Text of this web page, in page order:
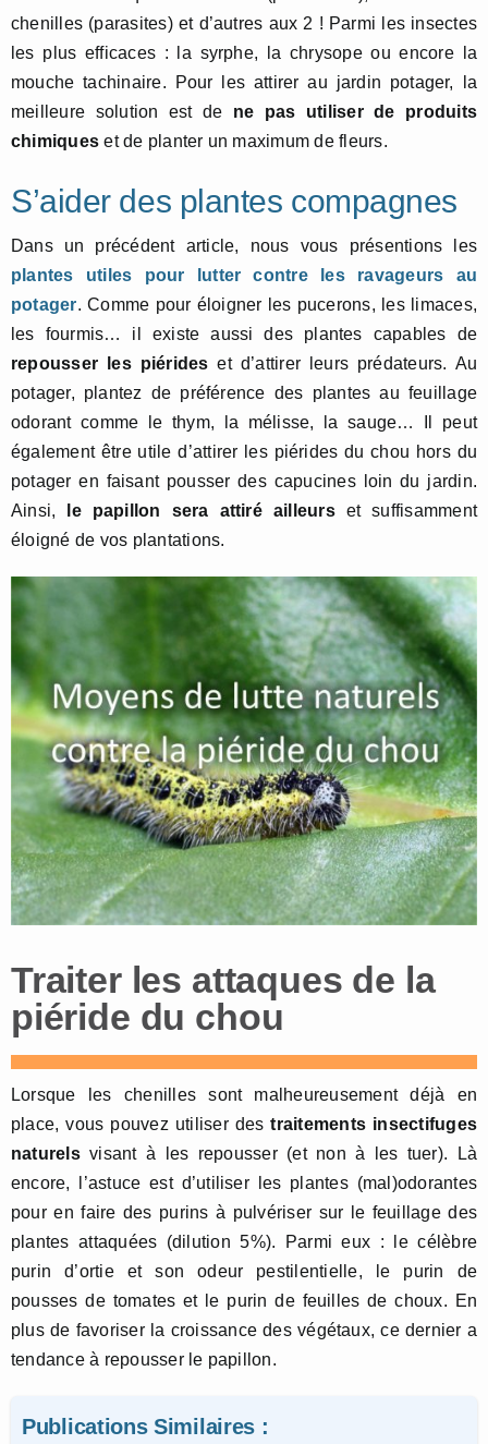
chenilles (parasites) et d’autres aux 2 ! Parmi les insectes
les plus efficaces : la syrphe, la chrysope ou encore la
mouche tachinaire. Pour les attirer au jardin potager, la
meilleure solution est de ne pas utiliser de produits
chimiques et de planter un maximum de fleurs.
S’aider des plantes compagnes
Dans un précédent article, nous vous présentions les
plantes utiles pour lutter contre les ravageurs au
potager. Comme pour éloigner les pucerons, les limaces,
les fourmis… il existe aussi des plantes capables de
repousser les piérides et d’attirer leurs prédateurs. Au
potager, plantez de préférence des plantes au feuillage
odorant comme le thym, la mélisse, la sauge… Il peut
également être utile d’attirer les piérides du chou hors du
potager en faisant pousser des capucines loin du jardin.
Ainsi,
le papillon sera attiré ailleurset suffisamment
éloigné de vos plantations.
Traiter les attaques de la
piéride du chou
Lorsque les chenilles sont malheureusement déjà en
place, vous pouvez utiliser destraitements insectifuges
naturelsvisant à les repousser (et non à les tuer). Là
encore, l’astuce est d’utiliser les plantes (mal)odorantes
pour en faire des purins à pulvériser sur le feuillage des
plantes attaquées (dilution 5%). Parmi eux : le célèbre
purin d’ortie et son odeur pestilentielle, le purin de
pousses de tomates et le purin de feuilles de choux. En
plus de favoriser la croissance des végétaux, ce dernier a
tendance à repousser le papillon.
Publications Similaires :